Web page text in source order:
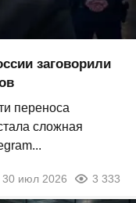
заговорили
переноса
сложная
30 июл 2026 3 333